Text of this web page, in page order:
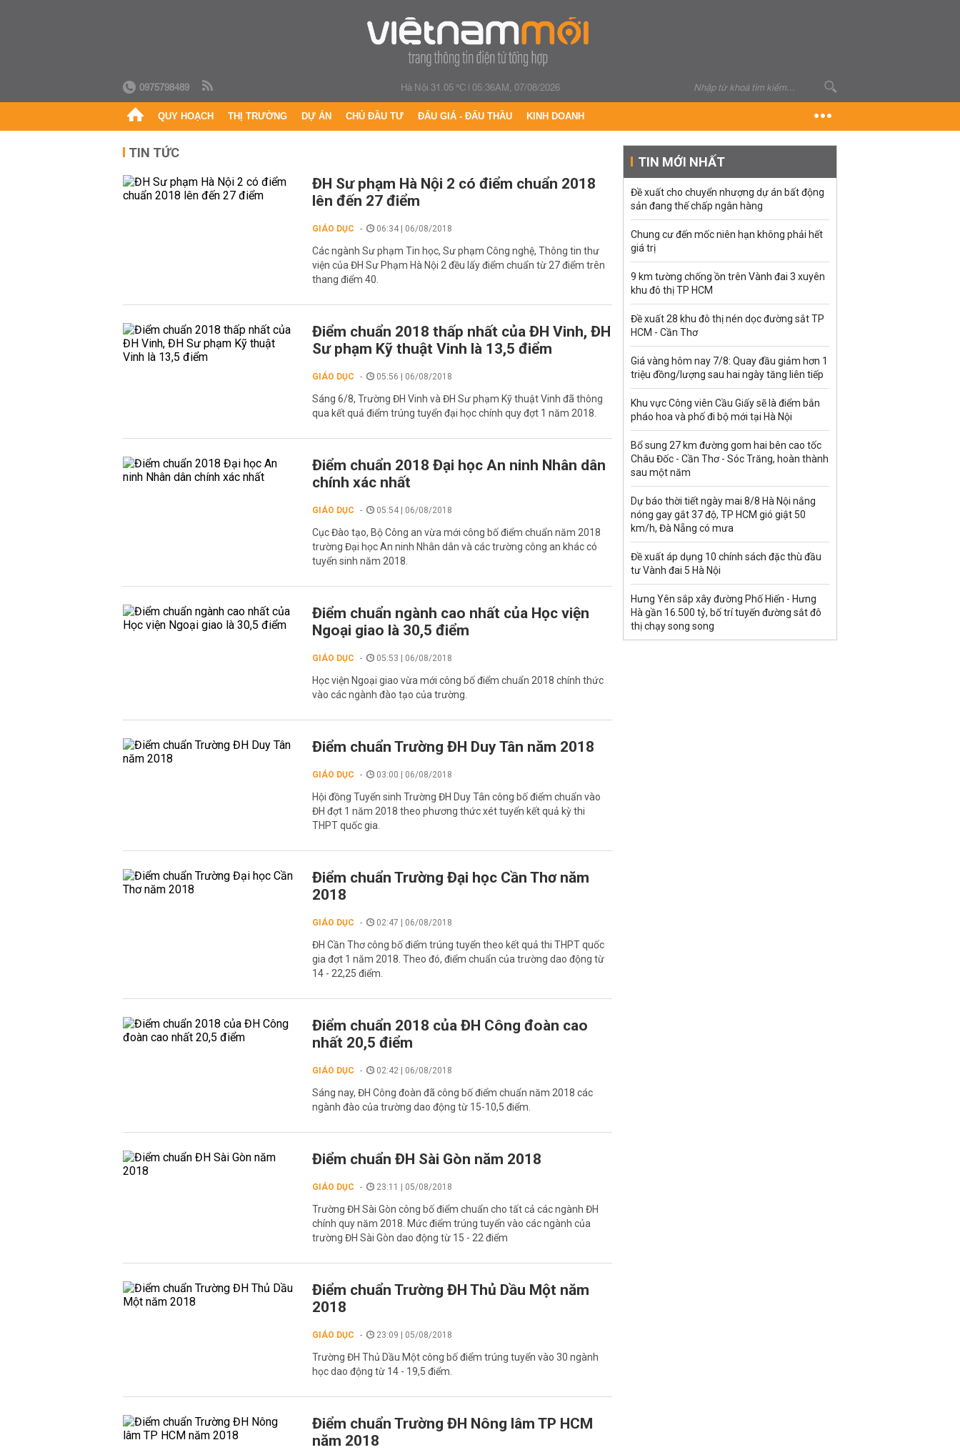
0975798489 Hà Nội 31.05 °C|05:36AM, 07/08/2026
QUY HOẠCH THỊ TRƯỜNG DỰ ÁN CHỦ ĐẦU TƯ ĐẤU GIÁ - ĐẤU THẦU KINH DOANH
TIN TỨC
ĐH Sư phạm Hà Nội 2 có điểm chuẩn 2018
lên đến 27 điểm
GIÁO DỤC 06:34 | 06/08/2018
Các ngành Sư phạm Tin học, Sư phạm Công nghệ, Thông tin thư
viện của ĐH Sư Phạm Hà Nội 2 đều lấy điểm chuẩn từ 27 điểm trên
thang điểm 40.
Điểm chuẩn 2018 thấp nhất của ĐH Vinh, ĐH
Sư phạm Kỹ thuật Vinh là 13,5 điểm
GIÁO DỤC 05:56 | 06/08/2018
Sáng 6/8, Trường ĐH Vinh và ĐH Sư phạm Kỹ thuật Vinh đã thông
qua kết quả điểm trúng tuyển đại học chính quy đợt 1 năm 2018.
Điểm chuẩn 2018 Đại học An ninh Nhân dân
chính xác nhất
GIÁO DỤC 05:54 | 06/08/2018
Cục Đào tạo, Bộ Công an vừa mới công bố điểm chuẩn năm 2018
trường Đại học An ninh Nhân dân và các trường công an khác có
tuyển sinh năm 2018.
Điểm chuẩn ngành cao nhất của Học viện
Ngoại giao là 30,5 điểm
GIÁO DỤC 05:53 | 06/08/2018
Học viện Ngoại giao vừa mới công bố điểm chuẩn 2018 chính thức
vào các ngành đào tạo của trường.
Điểm chuẩn Trường ĐH Duy Tân năm 2018
GIÁO DỤC 03:00 | 06/08/2018
Hội đồng Tuyển sinh Trường ĐH Duy Tân công bố điểm chuẩn vào
ĐH đợt 1 năm 2018 theo phương thức xét tuyển kết quả kỳ thi
THPT quốc gia.
Điểm chuẩn Trường Đại học Cần Thơ năm
2018
GIÁO DỤC 02:47 | 06/08/2018
ĐH Cần Thơ công bố điểm trúng tuyển theo kết quả thi THPT quốc
gia đợt 1 năm 2018. Theo đó, điểm chuẩn của trường dao động từ
14 - 22,25 điểm.
Điểm chuẩn 2018 của ĐH Công đoàn cao
nhất 20,5 điểm
GIÁO DỤC 02:42 | 06/08/2018
Sáng nay, ĐH Công đoàn đã công bố điểm chuẩn năm 2018 các
ngành đào của trường dao động từ 15-10,5 điểm.
Điểm chuẩn ĐH Sài Gòn năm 2018
GIÁO DỤC 23:11 | 05/08/2018
Trường ĐH Sài Gòn công bố điểm chuẩn cho tất cả các ngành ĐH
chính quy năm 2018. Mức điểm trúng tuyển vào các ngành của
trường ĐH Sài Gòn dao động từ 15 - 22 điểm
Điểm chuẩn Trường ĐH Thủ Dầu Một năm
2018
GIÁO DỤC 23:09 | 05/08/2018
Trường ĐH Thủ Dầu Một công bố điểm trúng tuyển vào 30 ngành
học dao động từ 14 - 19,5 điểm.
Điểm chuẩn Trường ĐH Nông lâm TP HCM
năm 2018
TIN MỚI NHẤT
Đề xuất cho chuyển nhượng dự án bất động
sản đang thế chấp ngân hàng
Chung cư đến mốc niên hạn không phải hết
giá trị
9 km tường chống ồn trên Vành đai 3 xuyên
khu đô thị TP HCM
Đề xuất 28 khu đô thị nén dọc đường sắt TP
HCM - Cần Thơ
Giá vàng hôm nay 7/8: Quay đầu giảm hơn 1
triệu đồng/lượng sau hai ngày tăng liên tiếp
Khu vực Công viên Cầu Giấy sẽ là điểm bắn
pháo hoa và phố đi bộ mới tại Hà Nội
Bổ sung 27 km đường gom hai bên cao tốc
Châu Đốc - Cần Thơ - Sóc Trăng, hoàn thành
sau một năm
Dự báo thời tiết ngày mai 8/8 Hà Nội nắng
nóng gay gắt 37 độ, TP HCM gió giật 50
km/h, Đà Nẵng có mưa
Đề xuất áp dụng 10 chính sách đặc thù đầu
tư Vành đai 5 Hà Nội
Hưng Yên sắp xây đường Phố Hiến - Hưng
Hà gần 16.500 tỷ, bố trí tuyến đường sắt đô
thị chạy song song